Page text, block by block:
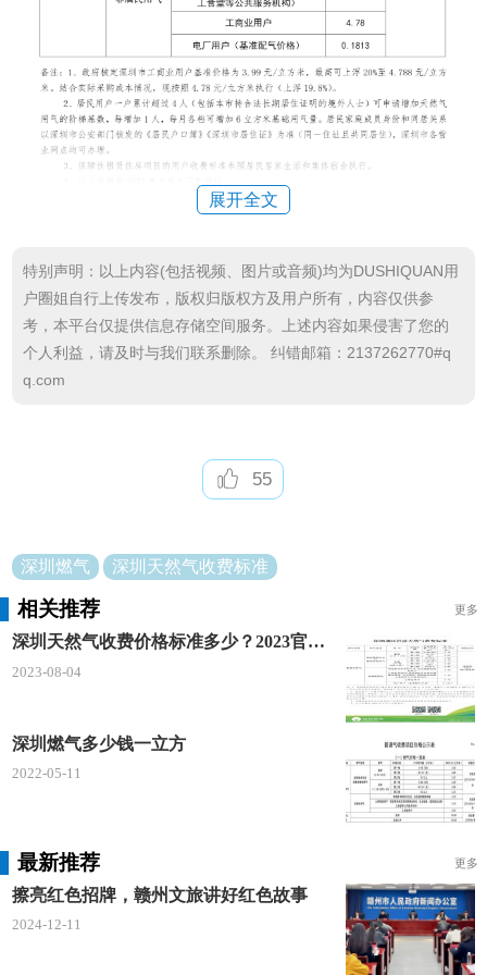
展开全文
特别声明：以上内容(包括视频、图片或音频)均为DUSHIQUAN用
户圈姐自行上传发布，版权归版权方及用户所有，内容仅供参
考，本平台仅提供信息存储空间服务。上述内容如果侵害了您的
个人利益，请及时与我们联系删除。 纠错邮箱：2137262770#q
q.com
55
深圳燃气 深圳天然气收费标准
相关推荐 更多
深圳天然气收费价格标准多少？2023官方煤气价格及客服电话
2023-08-04
深圳燃气多少钱一立方
2022-05-11
最新推荐 更多
擦亮红色招牌，赣州文旅讲好红色故事
2024-12-11